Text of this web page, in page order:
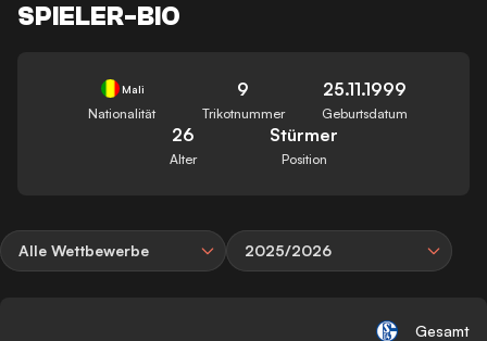
SPIELER-BIO
Mali
Nationalität
9
Trikotnummer
25.11.1999
Geburtsdatum
26
Alter
Stürmer
Position
Alle Wettbewerbe 2025/2026
Gesamt